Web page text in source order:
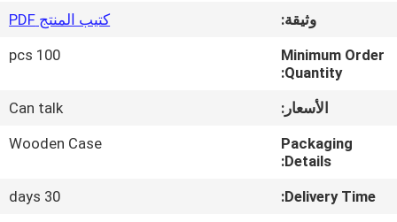
مراقبة
الجودة
بنا
وثيقة:
كتيب المنتج PDF
Minimum Order
Quantity:
100 pcs
الأسعار:
Can talk
Packaging
Details:
Wooden Case
Delivery Time:
30 days